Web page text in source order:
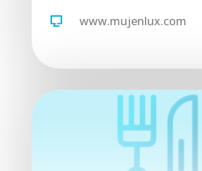
www.mujenlux.com